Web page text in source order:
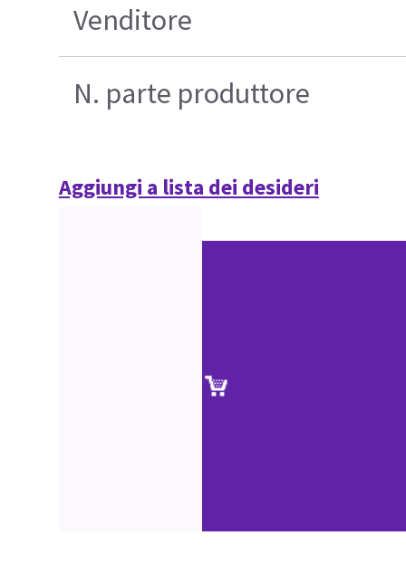
Venditore
N. parte produttore
Aggiungi a lista dei desideri